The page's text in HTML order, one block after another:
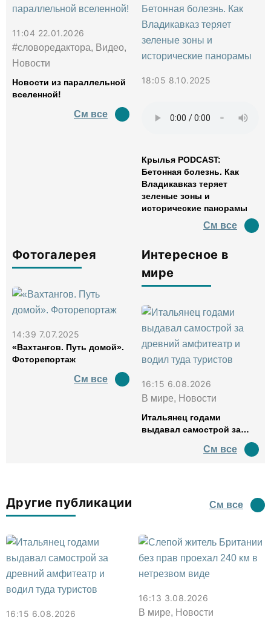
11:04 22.01.2026
#словоредактора, Видео,
Новости
Новости из параллельной
вселенной!
См все
18:05 8.10.2025
Крылья PODCAST:
Бетонная болезнь. Как
Владикавказ теряет
зеленые зоны и
исторические панорамы
См все
Фотогалерея
14:39 7.07.2025
«Вахтангов. Путь домой».
Фоторепортаж
См все
Интересное в
мире
16:15 6.08.2026
В мире, Новости
Итальянец годами
выдавал самострой за
водил туда туристов
См все
Другие публикации См все
16:15 6.08.2026
16:13 3.08.2026
В мире, Новости